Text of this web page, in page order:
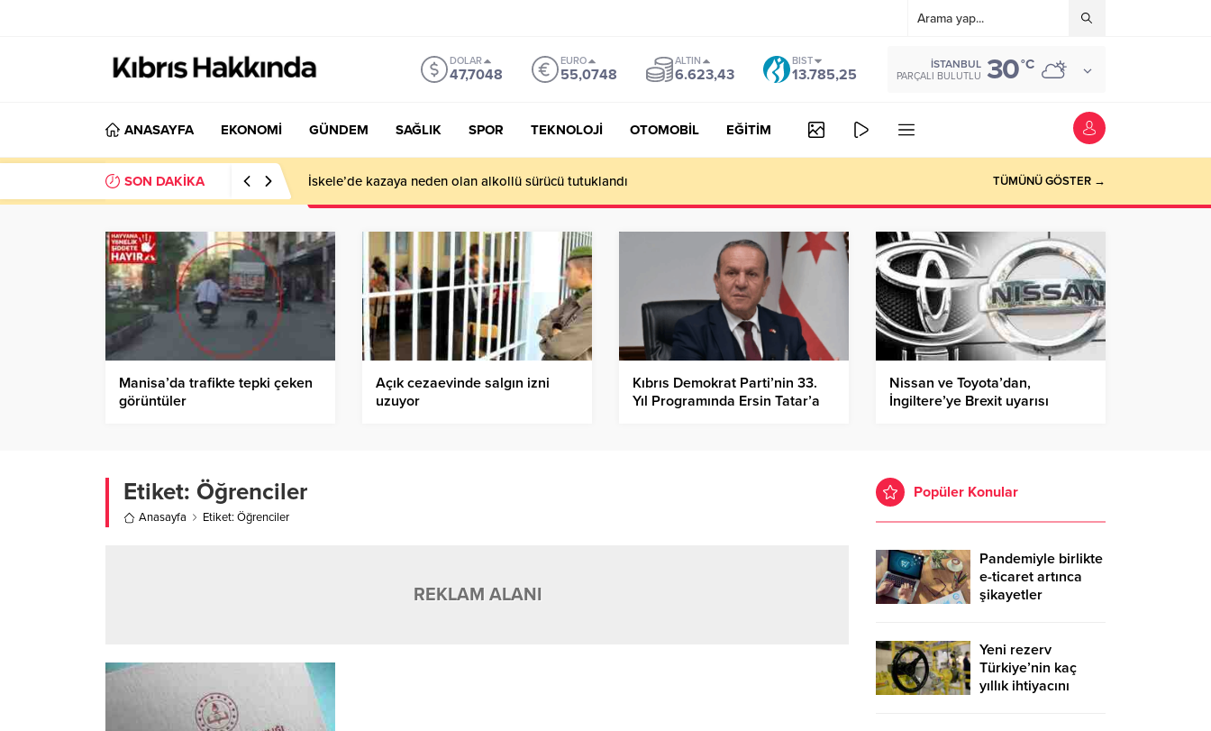
DOLAR
47,7048
EURO
55,0748
ALTIN
6.623,43
BIST
13.785,25
İSTANBUL
PARÇALI BULUTLU 30°C
ANASAYFA EKONOMİ GÜNDEM SAĞLIK SPOR TEKNOLOJİ OTOMOBİL EĞİTİM
SON DAKİKA İskele’de kazaya neden olan alkollü sürücü tutuklandı TÜMÜNÜ GÖSTER →
Manisa’da trafikte tepki çeken
görüntüler
Açık cezaevinde salgın izni
uzuyor
Kıbrıs Demokrat Parti’nin 33.
Yıl Programında Ersin Tatar’a
Nissan ve Toyota’dan,
İngiltere’ye Brexit uyarısı
Etiket: Öğrenciler
Anasayfa Etiket: Öğrenciler
REKLAM ALANI
Popüler Konular
Pandemiyle birlikte
e-ticaret artınca
şikayetler
Yeni rezerv
Türkiye’nin kaç
yıllık ihtiyacını